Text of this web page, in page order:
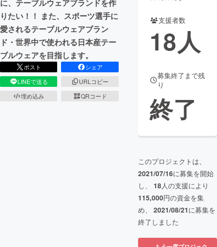
CAMPFIREふるさと納税machi-ya コミュニティ
に、テーブルウェアブランドを作
りたい！！ また、スポーツ選手に
愛されるテーブルウェアブラン
ド・世界中で使われる日本産テー
ブルウェアを目指します。
ポスト
シェア
LINEで送る
URLコピー
埋め込み
QRコード
支援者数
18人
募集終了まで残
り
終了
このプロジェクトは、
2021/07/16に募集を開始
し、 18人の支援により
115,000円の資金を集
め、 2021/08/21に募集を
終了しました